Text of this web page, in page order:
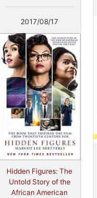
2017/08/17
Hidden Figures: The
Untold Story of the
African American